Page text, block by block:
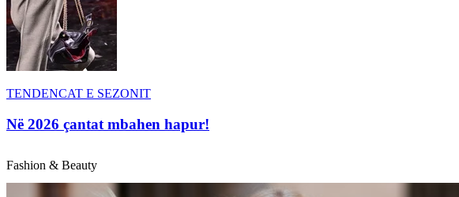
TENDENCAT E SEZONIT
Në 2026 çantat mbahen hapur!
Fashion & Beauty